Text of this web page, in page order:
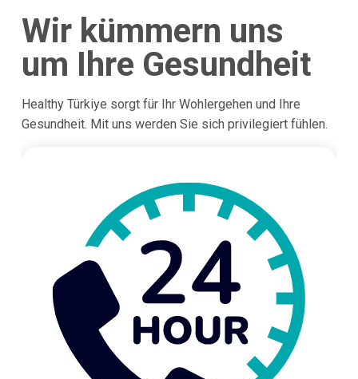
Wir kümmern uns
um Ihre Gesundheit
Healthy Türkiye sorgt für Ihr Wohlergehen und Ihre
Gesundheit. Mit uns werden Sie sich privilegiert fühlen.